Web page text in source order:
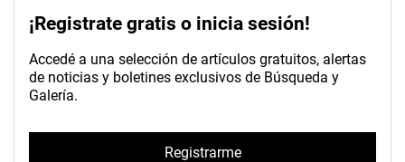
¡Registrate gratis o inicia sesión!
Accedé a una selección de artículos gratuitos, alertas
de noticias y boletines exclusivos de Búsqueda y
Galería.
Registrarme